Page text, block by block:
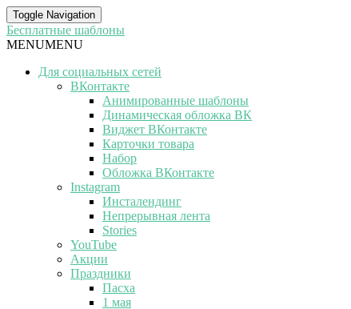
Toggle Navigation
Бесплатные шаблоны
MENUMENU
Для социальных сетей
ВКонтакте
Анимированные шаблоны
Динамическая обложка ВК
Виджет ВКонтакте
Карточки товара
Набор
Обложка ВКонтакте
Instagram
Инсталендинг
Непрерывная лента
Stories
YouTube
Акции
Праздники
Пасха
1 мая